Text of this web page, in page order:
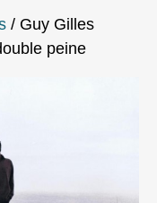
/ Guy Gilles
peine